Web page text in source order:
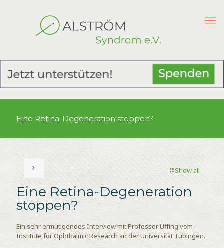
Eine Retina-Degeneration stoppen?
Show all
Eine Retina-Degeneration
stoppen?
Ein sehr ermutigendes Interview mit Professor Üffing vom
Institute for Ophthalmic Research an der Universität Tübingen.